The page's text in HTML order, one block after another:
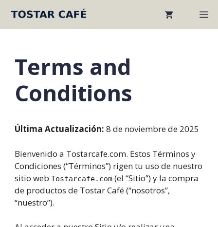
content
Terms and
Conditions
Última Actualización: 8 de noviembre de 2025
Bienvenido a Tostarcafe.com. Estos Términos y
Condiciones (“Términos”) rigen tu uso de nuestro
sitio web Tostarcafe.com (el “Sitio”) y la compra
de productos de Tostar Café (“nosotros”,
“nuestro”).